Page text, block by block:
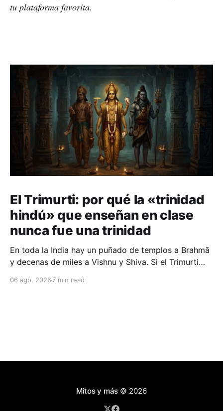
tu plataforma favorita.
El Trimurti: por qué la «trinidad
hindú» que enseñan en clase
nunca fue una trinidad
En toda la India hay un puñado de templos a Brahmā
y decenas de miles a Vishnu y Shiva. Si el Trimurti
tercio le habría faltado construir su parte.
06 ago. 2026 7 min read
Mitos y más © 2026